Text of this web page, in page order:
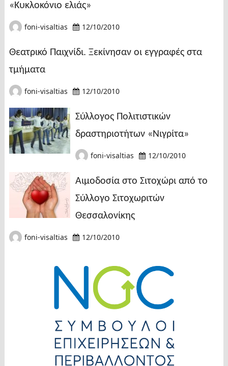
«Κυκλοκόνιο ελιάς»
foni-visaltias 12/10/2010
Θεατρικό Παιχνίδι. Ξεκίνησαν οι εγγραφές στα
τμήματα
foni-visaltias 12/10/2010
Σύλλογος Πολιτιστικών
δραστηριοτήτων «Νιγρίτα»
foni-visaltias 12/10/2010
Αιμοδοσία στο Σιτοχώρι από το
Σύλλογο Σιτοχωριτών
Θεσσαλονίκης
foni-visaltias 12/10/2010